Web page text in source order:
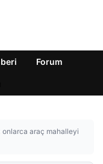
Forum
onlarca araç mahalleyi